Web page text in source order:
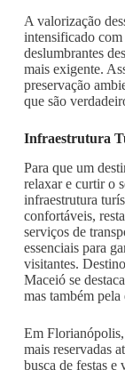
A valorização
intensificado com
deslumbrantes
mais exigente.
preservação
que são
Infraestrutura
Para que um
relaxar e curtir o
infraestrutura
confortáveis,
serviços de
essenciais para
visitantes.
Maceió se
mas também
Em Florianópolis,
mais reservadas
busca de festas e